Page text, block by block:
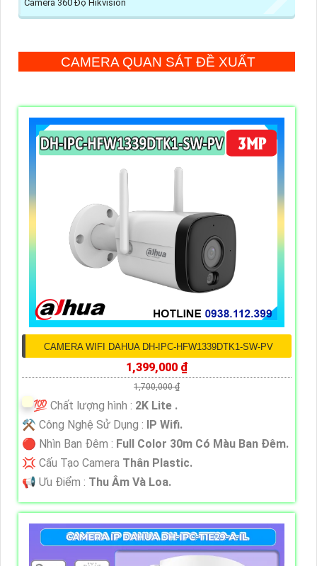
Camera 360 Độ Hikvision
CAMERA QUAN SÁT ĐỀ XUẤT
CAMERA WIFI DAHUA DH-IPC-HFW1339DTK1-SW-PV
1,399,000 ₫
1,700,000 ₫
💯 Chất lượng hình : 2K Lite .
⚒ Công Nghệ Sử Dụng : IP Wifi.
🔴 Nhìn Ban Đêm : Full Color 30m Có Màu Ban Ðêm.
💢 Cấu Tạo Camera Thân Plastic.
️📢 Ưu Điểm : Thu Âm Và Loa.